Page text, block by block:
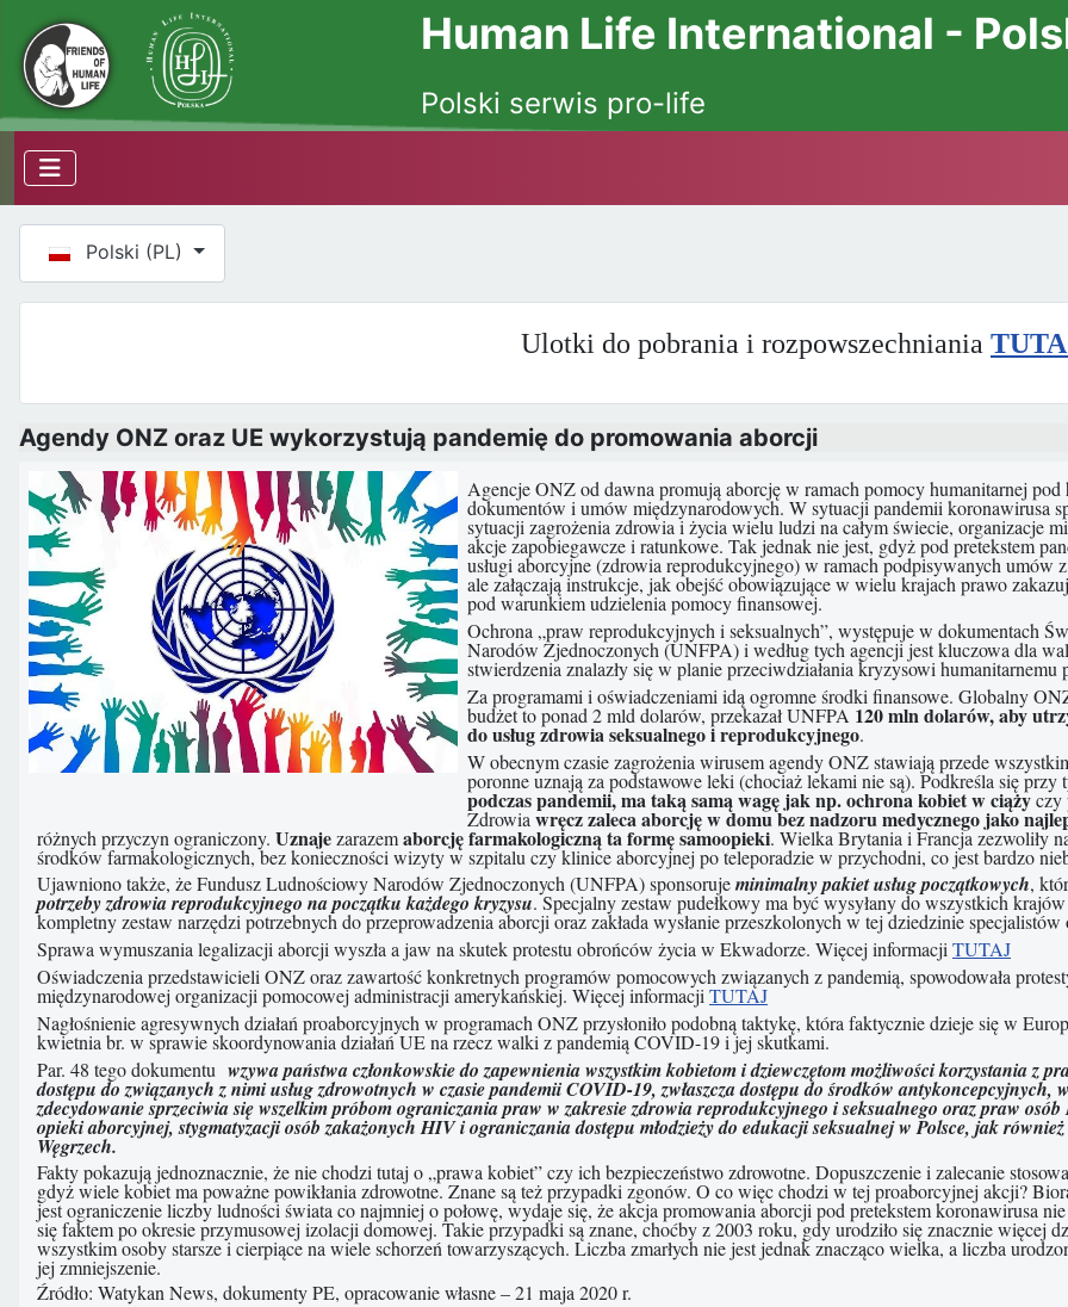
Human Life International -
Polski serwis pro-life
Wybierz swój język
Polski (PL)
Ulotki do pobrania i rozpowszechniania
Agendy ONZ oraz UE wykorzystują pandemię do promowania aborcji
Agencje ONZ od dawna promują aborcję w ramach pomocy humanitarnej
dokumentów i umów międzynarodowych. W sytuacji pandemii koronawirusa
sytuacji zagrożenia zdrowia i życia wielu ludzi na całym świecie, organizacje
akcje zapobiegawcze i ratunkowe. Tak jednak nie jest, gdyż pod pretekstem
usługi aborcyjne (zdrowia reprodukcyjnego) w ramach podpisywanych
ale załączają instrukcje, jak obejść obowiązujące w wielu krajach prawo
pod warunkiem udzielenia pomocy finansowej.
Ochrona „praw reprodukcyjnych i seksualnych”, występuje w dokumentach
Narodów Zjednoczonych (UNFPA) i według tych agencji jest kluczowa dla
stwierdzenia znalazły się w planie przeciwdziałania kryzysowi
Za programami i oświadczeniami idą ogromne środki finansowe. Globalny
budżet to ponad 2 mld dolarów, przekazał UNFPA 120 mln dolarów, aby
do usług zdrowia seksualnego i reprodukcyjnego.
W obecnym czasie zagrożenia wirusem agendy ONZ stawiają przede
poronne uznają za podstawowe leki (chociaż lekami nie są). Podkreśla się przy
podczas pandemii, ma taką samą wagę jak np. ochrona kobiet w ciążyczy
Zdrowia wręcz zaleca aborcję w domu bez nadzoru medycznego jako
różnych przyczyn ograniczony. Uznajezarazemaborcję farmakologiczną ta formę samoopieki. Wielka Brytania i Francja zezwoliły
środków farmakologicznych, bez konieczności wizyty w szpitalu czy klinice aborcyjnej po teleporadzie w przychodni, co jest bardzo
Ujawniono także, że Fundusz Ludnościowy Narodów Zjednoczonych (UNFPA) sponsorujeminimalny pakiet usług początkowych,
potrzeby zdrowia reprodukcyjnego na początku każdego kryzysu. Specjalny zestaw pudełkowy ma być wysyłany do wszystkich
kompletny zestaw narzędzi potrzebnych do przeprowadzenia aborcji oraz zakłada wysłanie przeszkolonych w tej dziedzinie
Sprawa wymuszania legalizacji aborcji wyszła a jaw na skutek protestu obrońców życia w Ekwadorze. Więcej informacji TUTAJ
Oświadczenia przedstawicieli ONZ oraz zawartość konkretnych programów pomocowych związanych z pandemią, spowodowała
międzynarodowej organizacji pomocowej administracji amerykańskiej. Więcej informacji TUTAJ
Nagłośnienie agresywnych działań proaborcyjnych w programach ONZ przysłoniło podobną taktykę, która faktycznie dzieje się w
kwietnia br. w sprawie skoordynowania działań UE na rzecz walki z pandemią COVID-19 i jej skutkami.
Par. 48 tego dokumentu wzywa państwa członkowskie do zapewnienia wszystkim kobietom i dziewczętom możliwości korzystania z
dostępu do związanych z nimi usług zdrowotnych w czasie pandemii COVID-19, zwłaszcza dostępu do środków
zdecydowanie sprzeciwia się wszelkim próbom ograniczania praw w zakresie zdrowia reprodukcyjnego i seksualnego oraz praw
opieki aborcyjnej, stygmatyzacji osób zakażonych HIV i ograniczania dostępu młodzieży do edukacji seksualnej w Polsce, jak
Węgrzech.
Fakty pokazują jednoznacznie, że nie chodzi tutaj o „prawa kobiet” czy ich bezpieczeństwo zdrowotne. Dopuszczenie i zalecanie
gdyż wiele kobiet ma poważne powikłania zdrowotne. Znane są też przypadki zgonów. O co więc chodzi w tej proaborcyjnej akcji?
jest ograniczenie liczby ludności świata co najmniej o połowę, wydaje się, że akcja promowania aborcji pod pretekstem koronawirusa
się faktem po okresie przymusowej izolacji domowej. Takie przypadki są znane, choćby z 2003 roku, gdy urodziło się znacznie więcej
wszystkim osoby starsze i cierpiące na wiele schorzeń towarzyszących. Liczba zmarłych nie jest jednak znacząco wielka, a liczba
jej zmniejszenie.
Źródło: Watykan News, dokumenty PE, opracowanie własne – 21 maja 2020 r.